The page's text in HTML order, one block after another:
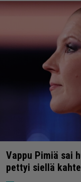
Vappu Pimiä sai
pettyi siellä